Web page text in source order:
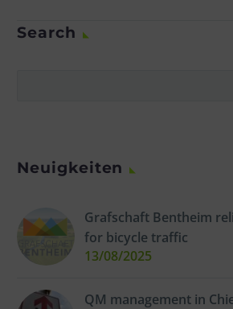
Search
Neuigkeiten
Grafschaft Bentheim
for bicycle traffic
13/08/2025
QM management in